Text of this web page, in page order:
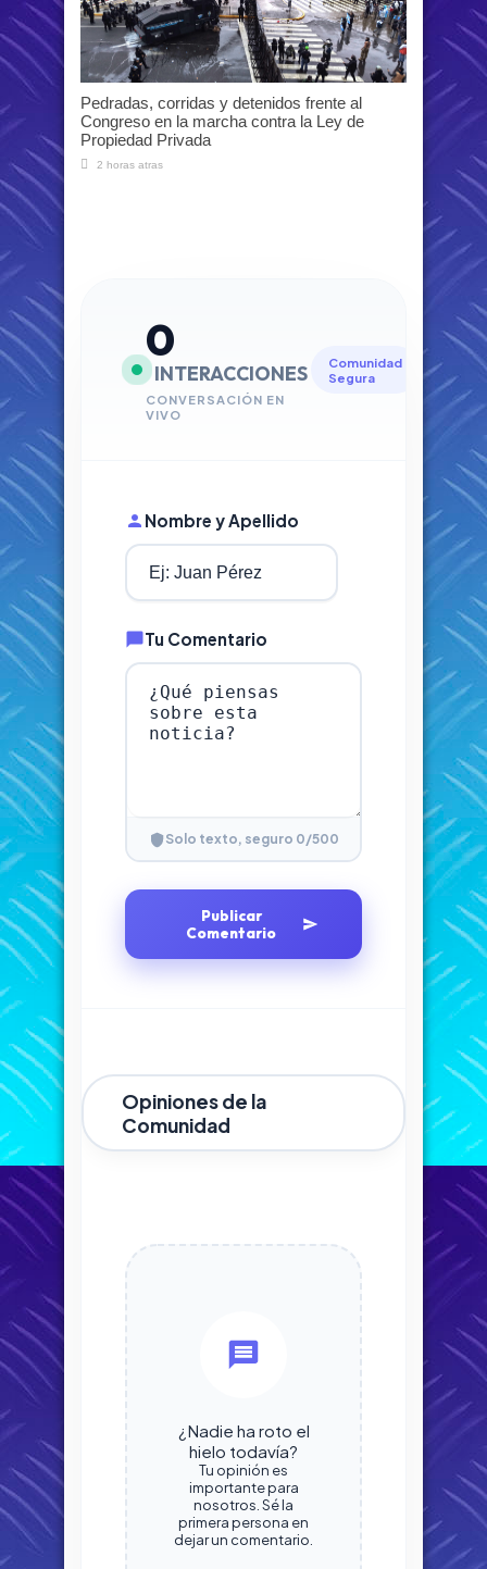
Pedradas, corridas y detenidos frente al
Congreso en la marcha contra la Ley de
Propiedad Privada
2 horas atras
0
INTERACCIONES
CONVERSACIÓN EN
VIVO
Comunidad
Segura
Nombre y Apellido
Tu Comentario
Solo texto, seguro 0/500
Publicar
Comentario
Opiniones de la
Comunidad
¿Nadie ha roto el
hielo todavía?
Tu opinión es
importante para
nosotros. Sé la
primera persona en
dejar un comentario.